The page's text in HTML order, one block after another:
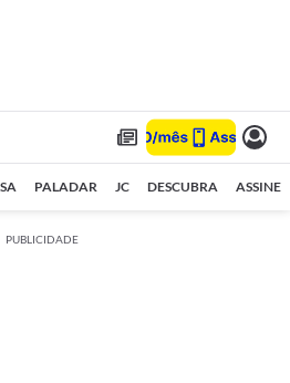
PALADAR JC DESCUBRA ASSINE
PUBLICIDADE